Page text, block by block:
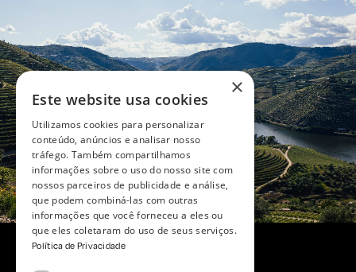
×
Este website usa cookies
Utilizamos cookies para personalizar
conteúdo, anúncios e analisar nosso
tráfego. Também compartilhamos
informações sobre o uso do nosso site com
nossos parceiros de publicidade e análise,
que podem combiná-las com outras
informações que você forneceu a eles ou
que eles coletaram do uso de seus serviços.
Política de Privacidade